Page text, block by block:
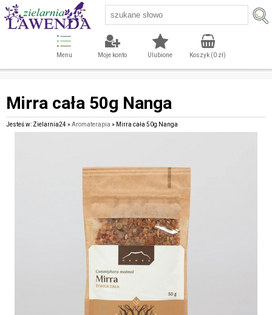
Menu Moje konto Ulubione Koszyk (0zł)
Mirra cała 50g Nanga
Jesteś w: Zielarnia24 »Aromaterapia » Mirra cała 50g Nanga